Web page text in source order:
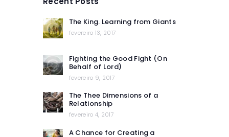
The King. Learning from Giants
fevereiro 13, 2017
Fighting the Good Fight (On
Behalf of Lord)
fevereiro 9, 2017
The Thee Dimensions of a
Relationship
fevereiro 4, 2017
A Chance for Creating a